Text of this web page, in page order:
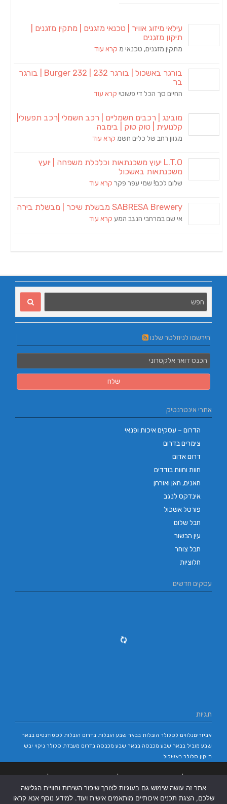
עילאי מיזוג אוויר | טכנאי מזגנים | מתקין מזגנים |
תיקון מזגנים
מתקין מזגנים, טכנאי מ קרא עוד
בורגר באשכול | בורגר 232 | Burger 232 | בורגר
בר
החיים סך הכל די פשוטי קרא עוד
מובינג | רכבים חשמליים | רכב חשמלי |רכב תפעולי|
קלנועית | טוק טוק | בימבה
מגוון רחב של כלים חשמ קרא עוד
L.T.O יעוץ משכנתאות וכלכלת משפחה | יועץ
משכנתאות באשכול
שלום לכם! שמי עפר פקר קרא עוד
SABRESA Brewery מבשלת שיכר | מבשלת בירה
אי שם במרחבי הנגב המע קרא עוד
הירשמו לניוזלטר שלנו
אתרי אינטרנטיק
הדרום – עסקים איכות ופנאי
צימרים בדרום
דרום אדום
חוות וחוות בודדים
חאנים, חאן ואורחן
אינדקס לנגב
פורטל אשכול
חבל שלום
עין הבשור
חבל צוחר
חלוציות
עסקים חדשים
תגיות
אביזריםנלווים לסלולר הובלות בבאר שבע הובלות בדרום הובלות לסטודנטים בבאר
שבע מוביל בבאר שבע מכבסה בבאר שבע מכבסה בדרום מעבדת סלולר ניקוי יבש
תיקון סלולר באשכול
בבאר שבע |
אתר זה עושה שימוש גם בעוגיות לצורך שיפור השירות וחוויית הגלישה
שלכם, הצגת תכנים איכותיים מותאמים אישית ועוד. למידע נוסף אנא קראו